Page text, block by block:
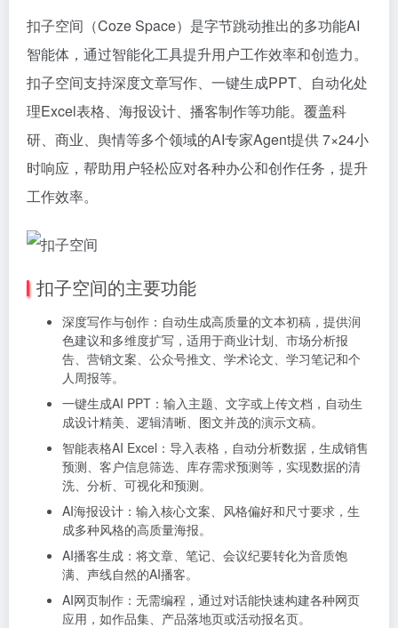
扣子空间（Coze Space）是字节跳动推出的多功能AI
智能体，通过智能化工具提升用户工作效率和创造力。
扣子空间支持深度文章写作、一键生成PPT、自动化处
理Excel表格、海报设计、播客制作等功能。覆盖科
研、商业、舆情等多个领域的AI专家Agent提供 7×24小
时响应，帮助用户轻松应对各种办公和创作任务，提升
工作效率。
扣子空间的主要功能
深度写作与创作：自动生成高质量的文本初稿，提供润
色建议和多维度扩写，适用于商业计划、市场分析报
告、营销文案、公众号推文、学术论文、学习笔记和个
人周报等。
一键生成AI PPT：输入主题、文字或上传文档，自动生
成设计精美、逻辑清晰、图文并茂的演示文稿。
智能表格AI Excel：导入表格，自动分析数据，生成销售
预测、客户信息筛选、库存需求预测等，实现数据的清
洗、分析、可视化和预测。
AI海报设计：输入核心文案、风格偏好和尺寸要求，生
成多种风格的高质量海报。
AI播客生成：将文章、笔记、会议纪要转化为音质饱
满、声线自然的AI播客。
AI网页制作：无需编程，通过对话能快速构建各种网页
应用，如作品集、产品落地页或活动报名页。